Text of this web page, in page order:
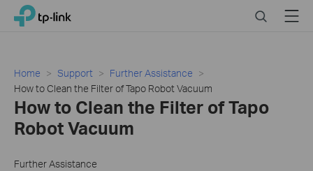
Click
navigation
TP-Link, Reliably Smart SearchMenu
Home Support
Further Assistance
How to Clean the Filter of Tapo Robot Vacuum
How to Clean the Filter of Tapo
Robot Vacuum
Further Assistance